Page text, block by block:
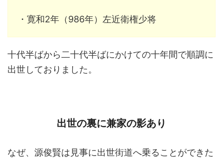
・寛和2年（986年）左近衛権少将
十代半ばから二十代半ばにかけての十年間で順調に
出世しておりました。
出世の裏に兼家の影あり
なぜ、源俊賢は見事に出世街道へ乗ることができた